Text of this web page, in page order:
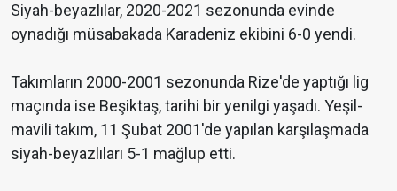
Siyah-beyazlılar, 2020-2021 sezonunda evinde
oynadığı müsabakada Karadeniz ekibini 6-0 yendi.
Takımların 2000-2001 sezonunda Rize'de yaptığı lig
maçında ise Beşiktaş, tarihi bir yenilgi yaşadı. Yeşil-
mavili takım, 11 Şubat 2001'de yapılan karşılaşmada
siyah-beyazlıları 5-1 mağlup etti.